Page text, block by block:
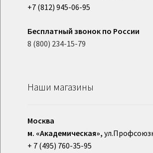
+7 (812) 945-06-95
Бесплатный звонок по России
8 (800) 234-15-79
Наши магазины
Москва
м. «Академическая»,
+ 7 (495) 760-35-95